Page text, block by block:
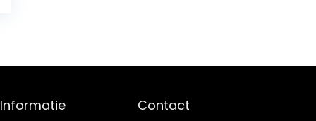
Informatie Contact